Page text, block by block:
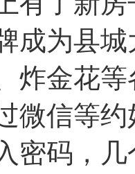
成为县
炸金花
微信等
密码，